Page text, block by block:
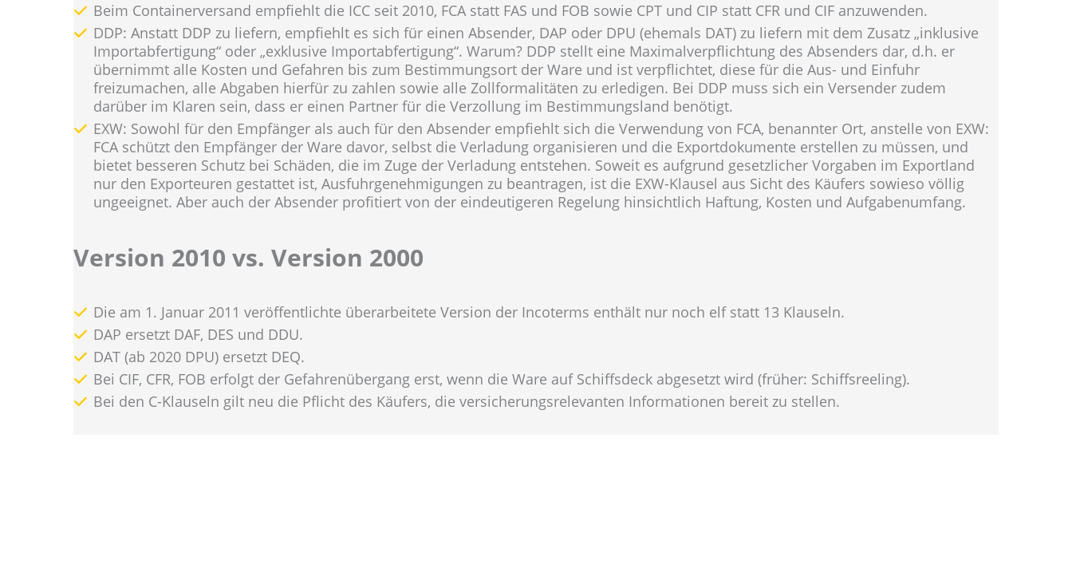
Beim Containerversand empfiehlt die ICC seit 2010, FCA statt FAS und FOB sowie CPT und CIP statt CFR und CIF anzuwenden.
DDP: Anstatt DDP zu liefern, empfiehlt es sich für einen Absender, DAP oder DPU (ehemals DAT) zu liefern mit dem Zusatz „inklusive
Importabfertigung“ oder „exklusive Importabfertigung“. Warum? DDP stellt eine Maximalverpflichtung des Absenders dar, d.h. er
übernimmt alle Kosten und Gefahren bis zum Bestimmungsort der Ware und ist verpflichtet, diese für die Aus- und Einfuhr
freizumachen, alle Abgaben hierfür zu zahlen sowie alle Zollformalitäten zu erledigen. Bei DDP muss sich ein Versender zudem
darüber im Klaren sein, dass er einen Partner für die Verzollung im Bestimmungsland benötigt.
EXW: Sowohl für den Empfänger als auch für den Absender empfiehlt sich die Verwendung von FCA, benannter Ort, anstelle von EXW:
FCA schützt den Empfänger der Ware davor, selbst die Verladung organisieren und die Exportdokumente erstellen zu müssen, und
bietet besseren Schutz bei Schäden, die im Zuge der Verladung entstehen. Soweit es aufgrund gesetzlicher Vorgaben im Exportland
nur den Exporteuren gestattet ist, Ausfuhrgenehmigungen zu beantragen, ist die EXW-Klausel aus Sicht des Käufers sowieso völlig
ungeeignet. Aber auch der Absender profitiert von der eindeutigeren Regelung hinsichtlich Haftung, Kosten und Aufgabenumfang.
Version 2010 vs. Version 2000
Die am 1. Januar 2011 veröffentlichte überarbeitete Version der Incoterms enthält nur noch elf statt 13 Klauseln.
DAP ersetzt DAF, DES und DDU.
DAT (ab 2020 DPU) ersetzt DEQ.
Bei CIF, CFR, FOB erfolgt der Gefahrenübergang erst, wenn die Ware auf Schiffsdeck abgesetzt wird (früher: Schiffsreeling).
Bei den C-Klauseln gilt neu die Pflicht des Käufers, die versicherungsrelevanten Informationen bereit zu stellen.